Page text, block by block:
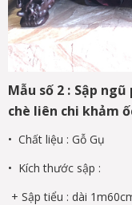
Mẫu số 2 : Sập
chè liên chi khảm
• Chất liệu : Gỗ Gụ
• Kích thước sập :
+ Sập tiểu : dài